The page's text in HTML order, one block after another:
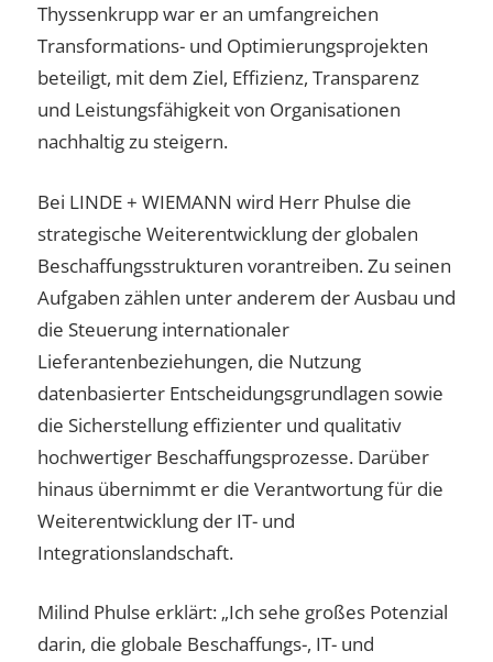
Thyssenkrupp war er an umfangreichen
Transformations- und Optimierungsprojekten
beteiligt, mit dem Ziel, Effizienz, Transparenz
und Leistungsfähigkeit von Organisationen
nachhaltig zu steigern.
Bei LINDE + WIEMANN wird Herr Phulse die
strategische Weiterentwicklung der globalen
Beschaffungsstrukturen vorantreiben. Zu seinen
Aufgaben zählen unter anderem der Ausbau und
die Steuerung internationaler
Lieferantenbeziehungen, die Nutzung
datenbasierter Entscheidungsgrundlagen sowie
die Sicherstellung effizienter und qualitativ
hochwertiger Beschaffungsprozesse. Darüber
hinaus übernimmt er die Verantwortung für die
Weiterentwicklung der IT- und
Integrationslandschaft.
Milind Phulse erklärt: „Ich sehe großes Potenzial
darin, die globale Beschaffungs-, IT- und